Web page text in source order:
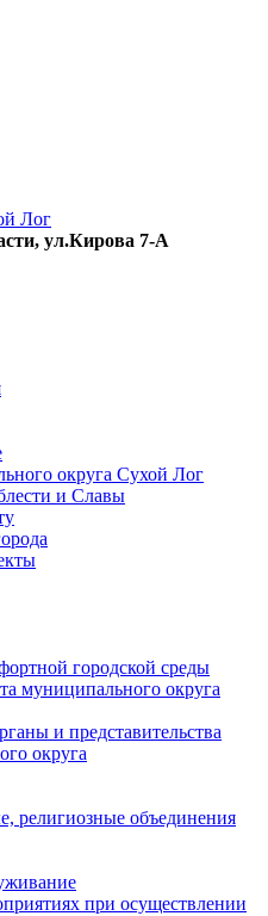
Лог
ул.Кирова 7-А
округа Сухой Лог
и Славы
городской среды
муниципального округа
и представительства
округа
религиозные объединения
при осуществлении